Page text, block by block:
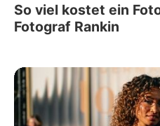
So viel kostet ein
Fotograf Rankin